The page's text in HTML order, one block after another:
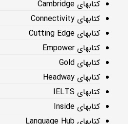
کتابهای Cambridge
کتابهای Connectivity
کتابهای Cutting Edge
کتابهای Empower
کتابهای Gold
کتابهای Headway
کتابهای IELTS
کتابهای Inside
کتابهای Language Hub